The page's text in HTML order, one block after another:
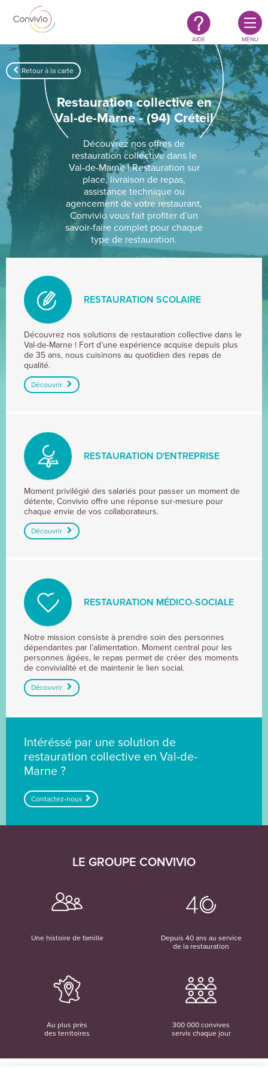
Aller au contenu principal
Restauration
authentique
responsable
AIDE MENU
Retour à la carte
Restauration collective en
Val-de-Marne - (94) Créteil
Découvrez nos offres de
restauration collective dans le
Val-de-Marne ! Restauration sur
place, livraison de repas,
assistance technique ou
agencement de votre restaurant,
Convivio vous fait profiter d’un
savoir-faire complet pour chaque
type de restauration.
RESTAURATION SCOLAIRE
RESTAURATION
SCOLAIRE
Découvrez nos solutions de restauration collective dans le
Val-de-Marne ! Fort d’une expérience acquise depuis plus
de 35 ans, nous cuisinons au quotidien des repas de
qualité.
Découvrir
RESTAURATION D'ENTREPRISE
RESTAURATION
D'ENTREPRISE
Moment privilégié des salariés pour passer un moment de
détente, Convivio offre une réponse sur-mesure pour
chaque envie de vos collaborateurs.
Découvrir
RESTAURATION MÉDICO-SOCIALE
RESTAURATION
MÉDICO-
SOCIALE
Notre mission consiste à prendre soin des personnes
dépendantes par l’alimentation. Moment central pour les
personnes âgées, le repas permet de créer des moments
de convivialité et de maintenir le lien social.
Découvrir
Intéréssé par une solution de
restauration collective en Val-de-
Marne ?
Contactez-nous
LE GROUPE CONVIVIO
Une histoire de famille
Depuis 40 ans au service
de la restauration
Au plus près
des territoires
300 000 convives
servis chaque jour